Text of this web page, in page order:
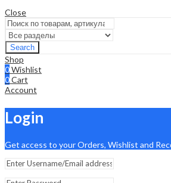
Close
Search
Shop
0Wishlist
0Cart
Account
Login
Get access to your Orders, Wishlist and